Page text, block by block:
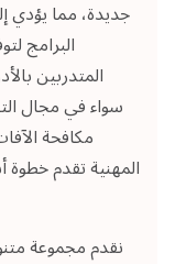
جديدة، مما
البرامج
المتدربين
سواء في مجال
مكافحة
المهنية تقدم خطوة
نقدم مجموعة